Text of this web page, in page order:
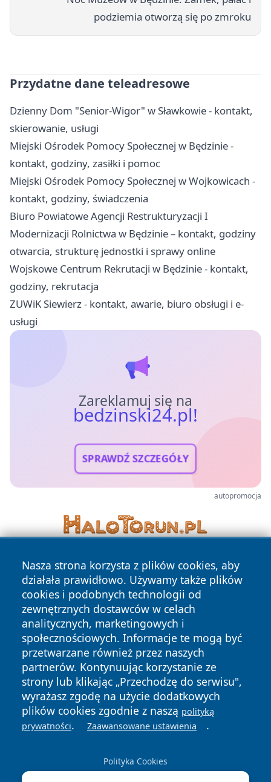
podziemia otworzą się po zmroku
Przydatne dane teleadresowe
Dzienny Dom "Senior-Wigor" w Sławkowie - kontakt,
skierowanie, usługi
Miejski Ośrodek Pomocy Społecznej w Będzinie -
kontakt, godziny, zasiłki i pomoc
Miejski Ośrodek Pomocy Społecznej w Wojkowicach -
kontakt, godziny, świadczenia
Biuro Powiatowe Agencji Restrukturyzacji I
Modernizacji Rolnictwa w Będzinie – kontakt, godziny
otwarcia, strukturę jednostki i sprawy online
Wojskowe Centrum Rekrutacji w Będzinie - kontakt,
godziny, rekrutacja
ZUWiK Siewierz - kontakt, awarie, biuro obsługi i e-
usługi
Zareklamuj się na
bedzinski24.pl!
SPRAWDŹ SZCZEGÓŁY
autopromocja
Nasza strona korzysta z plików cookies, aby
działała prawidłowo. Używamy także plików
cookies i podobnych technologii od
zewnętrznych dostawców w celach
analitycznych, marketingowych i
społecznościowych. Informacje te mogą być
przetwarzane również przez naszych
partnerów. Kontynuując korzystanie ze
strony lub klikając „Przechodzę do serwisu",
wyrażasz zgodę na użycie dodatkowych
plików cookies zgodnie z naszą polityką
prywatności. Zaawansowane ustawienia .
Polityka Cookies
Copyright © 2026 bedzinski24.pl Wszystkie prawa
zastrzeżone.
News Autorzy
Polityka
Prywatności
Polityka
Cookies